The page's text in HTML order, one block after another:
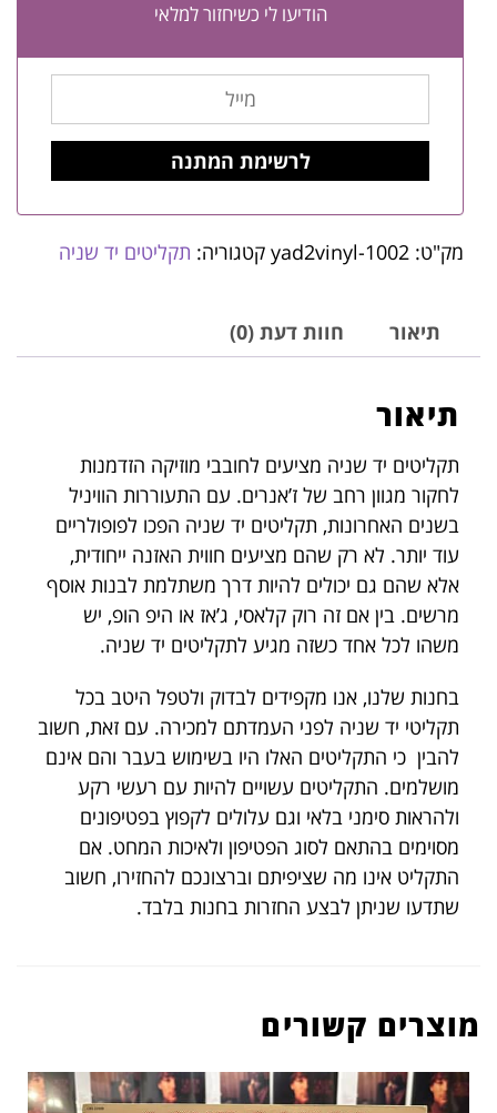
הודיעו לי כשיחזור למלאי
מק"ט: yad2vinyl-1002 קטגוריה: תקליטים יד שניה
תיאור חוות דעת (0)
תיאור
תקליטים יד שניה מציעים לחובבי מוזיקה הזדמנות
לחקור מגוון רחב של ז’אנרים. עם התעוררות הוויניל
בשנים האחרונות, תקליטים יד שניה הפכו לפופולריים
עוד יותר. לא רק שהם מציעים חווית האזנה ייחודית,
אלא שהם גם יכולים להיות דרך משתלמת לבנות אוסף
מרשים. בין אם זה רוק קלאסי, ג’אז או היפ הופ, יש
משהו לכל אחד כשזה מגיע לתקליטים יד שניה.
בחנות שלנו, אנו מקפידים לבדוק ולטפל היטב בכל
תקליטי יד שניה לפני העמדתם למכירה. עם זאת, חשוב
להבין כי התקליטים האלו היו בשימוש בעבר והם אינם
מושלמים. התקליטים עשויים להיות עם רעשי רקע
ולהראות סימני בלאי וגם עלולים לקפוץ בפטיפונים
מסוימים בהתאם לסוג הפטיפון ולאיכות המחט. אם
התקליט אינו מה שציפיתם וברצונכם להחזירו, חשוב
שתדעו שניתן לבצע החזרות בחנות בלבד.
מוצרים קשורים